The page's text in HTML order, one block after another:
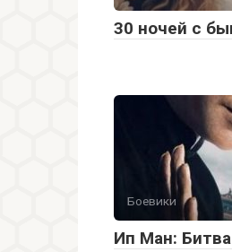
30 ночей с
Боевики
Ип Ман: